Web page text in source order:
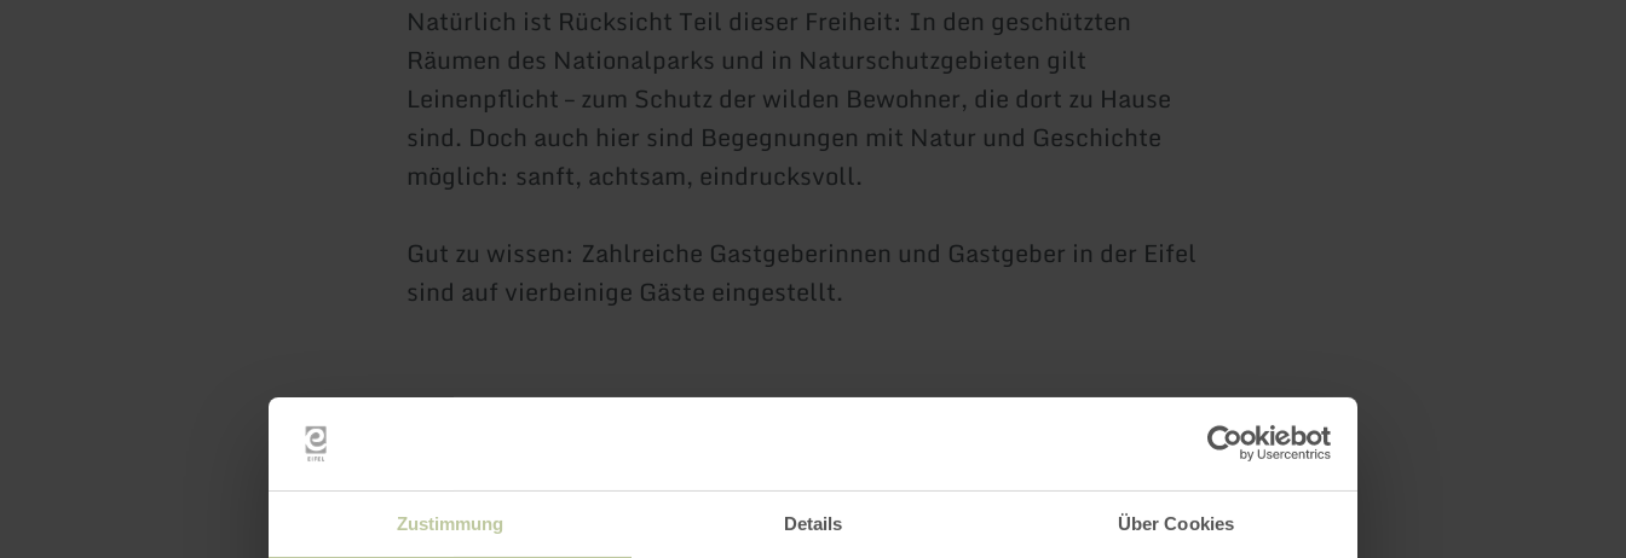
Zustimmung Details Über Cookies
Natürlich ist Rücksicht Teil dieser Freiheit: In den geschützten
Räumen des Nationalparks und in Naturschutzgebieten gilt
Leinenpflicht – zum Schutz der wilden Bewohner, die dort zu Hause
sind. Doch auch hier sind Begegnungen mit Natur und Geschichte
möglich: sanft, achtsam, eindrucksvoll.
Gut zu wissen: Zahlreiche Gastgeberinnen und Gastgeber in der Eifel
sind auf vierbeinige Gäste eingestellt.